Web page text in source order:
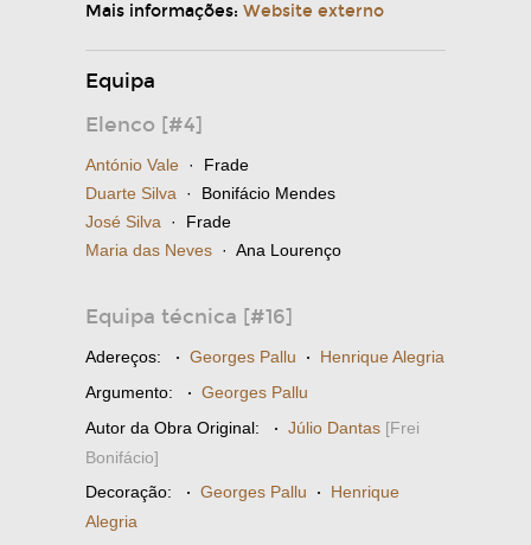
Mais informações: Website externo
Equipa
Elenco [#4]
António Vale · Frade
Duarte Silva · Bonifácio Mendes
José Silva · Frade
Maria das Neves · Ana Lourenço
Equipa técnica [#16]
Adereços: · Georges Pallu · Henrique Alegria
Argumento: · Georges Pallu
Autor da Obra Original: · Júlio Dantas [Frei
Bonifácio]
Decoração: · Georges Pallu · Henrique
Alegria